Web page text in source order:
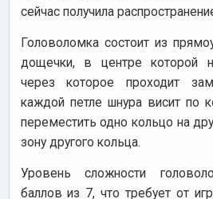
сейчас получила
Головоломка состоит из
дощечки, в центре которой
через которое проходит
каждой петле шнура висит по
переместить одно кольцо на
зону другого кольца.
Уровень сложности
баллов из 7, что требует от